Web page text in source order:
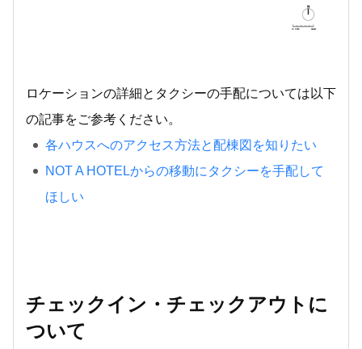
ロケーションの詳細とタクシーの手配については以下
の記事をご参考ください。
各ハウスへのアクセス方法と配棟図を知りたい
NOT A HOTELからの移動にタクシーを手配して
ほしい
チェックイン・チェックアウトに
ついて